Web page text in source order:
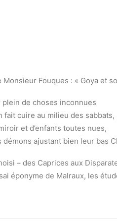
Monsieur Fouques : « Goya et
plein de choses inconnues
fait cuire au milieu des sabbats,
et d’enfants toutes nues,
démons ajustant bien leur bas
– des Caprices aux
éponyme de Malraux, les